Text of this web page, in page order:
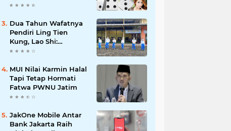
Dua Tahun Wafatnya
Pendiri Ling Tien
Kung, Lao Shi:
Amanah Harus Kita
MUI Nilai Karmin Halal
Tapi Tetap Hormati
Fatwa PWNU Jatim
JakOne Mobile Antar
Bank Jakarta Raih